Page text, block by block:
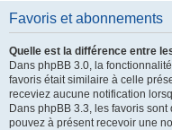
Favoris et abonnements
Quelle est la différence entre
Dans phpBB 3.0, la
favoris était similaire à celle
receviez aucune notification
Dans phpBB 3.3, les favoris
pouvez à présent recevoir une